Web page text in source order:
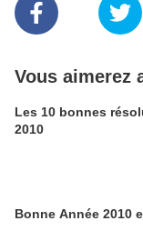
Vous aimerez
Les 10 bonnes
2010
Bonne Année 2010